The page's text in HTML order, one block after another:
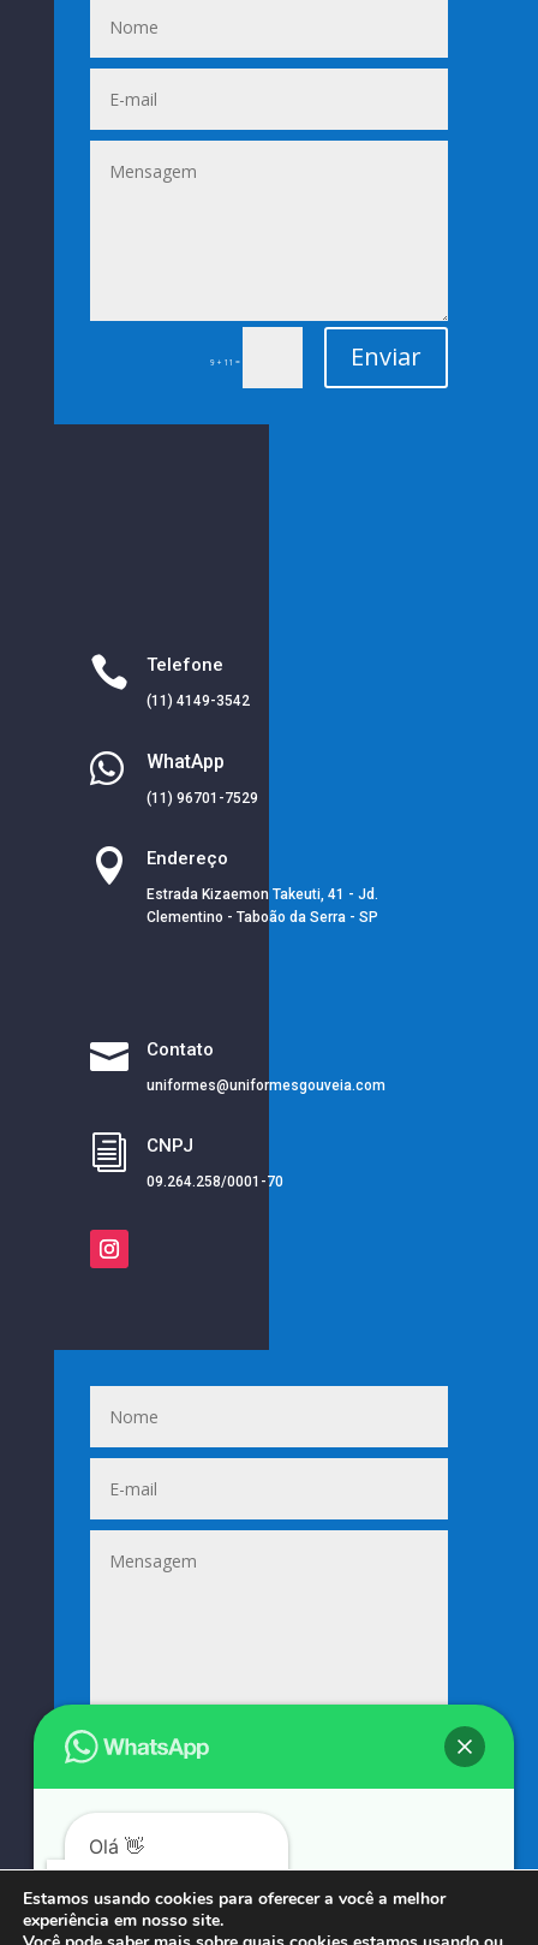
9 + 11 = Enviar
 Telefone
(11) 4149-3542
 WhatApp
(11) 96701-7529
 Endereço
Estrada Kizaemon Takeuti, 41 - Jd.
Clementino - Taboão da Serra - SP
 Contato
uniformes@uniformesgouveia.com
i CNPJ
09.264.258/0001-70
© COPYRIGHT 2023 → SUNIFORMES GOUVEIA → POR: CONEKI - SOLUÇÕES DIGITAIS |
Estamos usando cookies para oferecer a você a melhor
experiência em nosso site.
Olá 👋
Podemos ajudá-lo?